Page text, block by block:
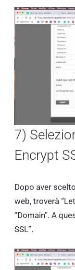
7)
Encrypt
Dopo aver
web, troverà
“Domain”. A
SSL”.